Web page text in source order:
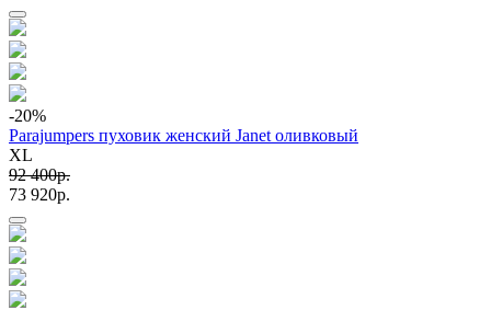
-20%
Parajumpers пуховик женский Janet оливковый
XL
92 400p.
73 920p.